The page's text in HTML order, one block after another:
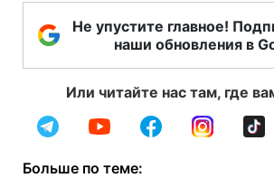
Не упустите главное!
наши обновления в
Или читайте нас там, где
Больше по теме: